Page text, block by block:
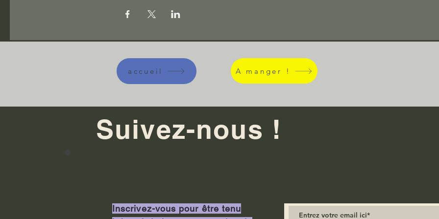
accueil A manger !
Suivez-nous !
Inscrivez-vous pour être tenu